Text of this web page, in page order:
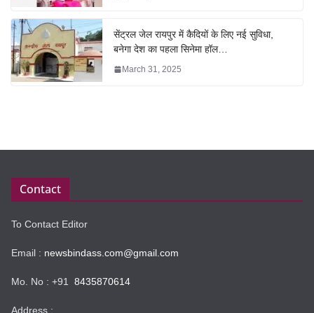
सेंट्रल जेल रायपुर में कैदियों के लिए नई सुविधा,
बनेगा देश का पहला सिनेमा हॉल…
March 31, 2025
Contact
To Contact Editor
Email : newsbindass.com@gmail.com
Mo. No : +91 8435870614
Address :